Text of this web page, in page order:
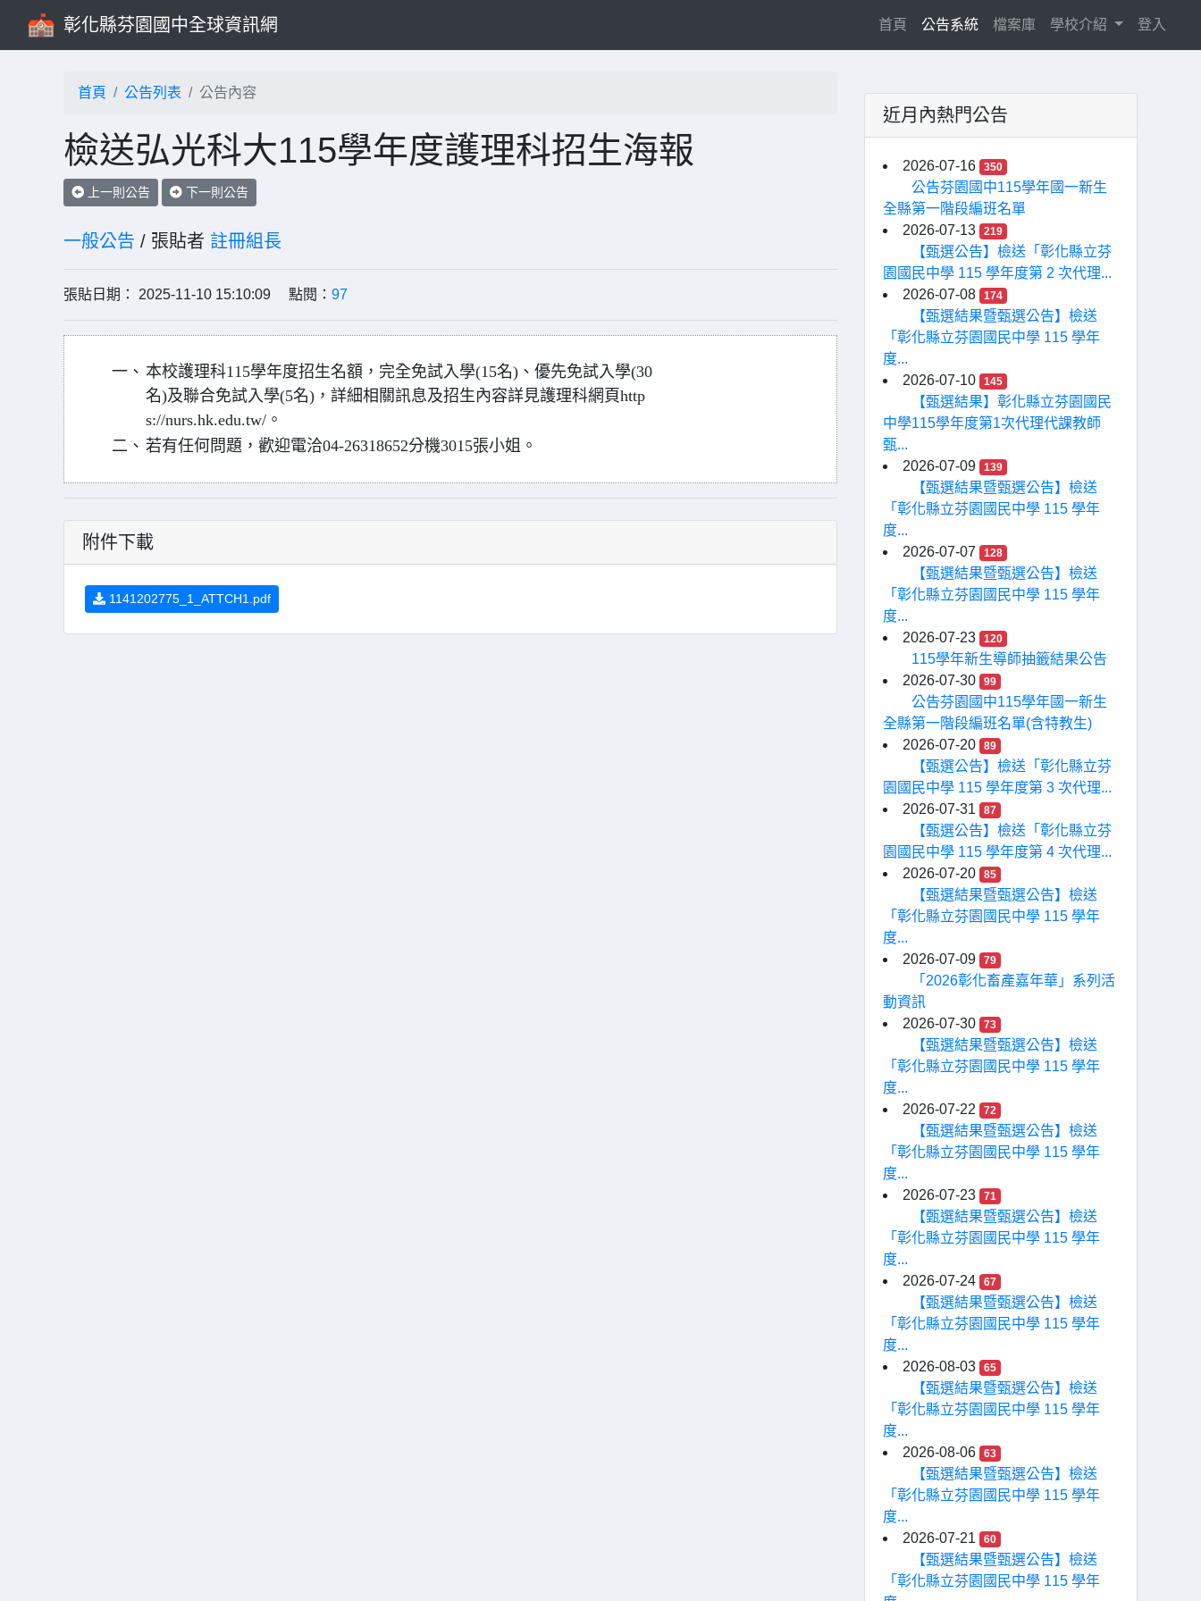
彰化縣芬園國中全球資訊網 首頁 (current)
公告系統 檔案庫 學校介紹 登入
首頁 公告列表 公告內容
檢送弘光科大115學年度護理科招生海報
上一則公告 下一則公告
一般公告 / 張貼者 註冊組長
張貼日期： 2025-11-10 15:10:09 點閱： 97
一、 本校護理科115學年度招生名額，完全免試入學(15名)、優先免試入學(30
名)及聯合免試入學(5名)，詳細相關訊息及招生內容詳見護理科網頁http
s://nurs.hk.edu.tw/。
二、 若有任何問題，歡迎電洽04-26318652分機3015張小姐。
附件下載
1141202775_1_ATTCH1.pdf
近月內熱門公告
2026-07-16 350
公告芬園國中115學年國一新生
全縣第一階段編班名單
2026-07-13
219
【甄選公告】檢送「彰化縣立芬
園國民中學 115 學年度第 2 次代理...
2026-07-08
174
【甄選結果暨甄選公告】檢送
「彰化縣立芬園國民中學 115 學年
度...
2026-07-10
145
【甄選結果】彰化縣立芬園國民
中學115學年度第1次代理代課教師
甄...
2026-07-09
139
【甄選結果暨甄選公告】檢送
「彰化縣立芬園國民中學 115 學年
度...
2026-07-07
128
【甄選結果暨甄選公告】檢送
「彰化縣立芬園國民中學 115 學年
度...
2026-07-23
120
115學年新生導師抽籤結果公告
2026-07-30
99
公告芬園國中115學年國一新生
全縣第一階段編班名單(含特教生)
2026-07-20
89
【甄選公告】檢送「彰化縣立芬
園國民中學 115 學年度第 3 次代理...
2026-07-31
87
【甄選公告】檢送「彰化縣立芬
園國民中學 115 學年度第 4 次代理...
2026-07-20
85
【甄選結果暨甄選公告】檢送
「彰化縣立芬園國民中學 115 學年
度...
2026-07-09
79
「2026彰化畜產嘉年華」系列活
動資訊
2026-07-30
73
【甄選結果暨甄選公告】檢送
「彰化縣立芬園國民中學 115 學年
度...
2026-07-22
72
【甄選結果暨甄選公告】檢送
「彰化縣立芬園國民中學 115 學年
度...
2026-07-23
71
【甄選結果暨甄選公告】檢送
「彰化縣立芬園國民中學 115 學年
度...
2026-07-24
67
【甄選結果暨甄選公告】檢送
「彰化縣立芬園國民中學 115 學年
度...
2026-08-03
65
【甄選結果暨甄選公告】檢送
「彰化縣立芬園國民中學 115 學年
度...
2026-08-06
63
【甄選結果暨甄選公告】檢送
「彰化縣立芬園國民中學 115 學年
度...
2026-07-21
60
【甄選結果暨甄選公告】檢送
「彰化縣立芬園國民中學 115 學年